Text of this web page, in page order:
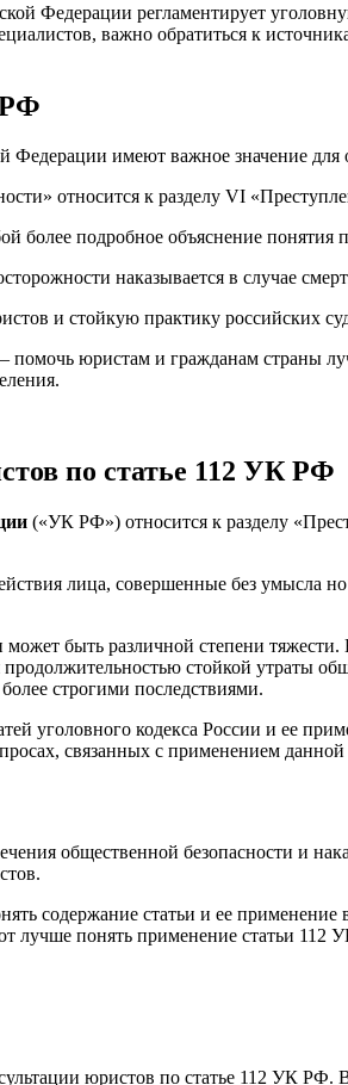
Федерации регламентирует
важно обратиться к
РФ
Федерации имеют важное значение
относится к разделу VI
более подробное объяснение
наказывается в случае
и стойкую практику российских
юристам и гражданам страны
по статье 112 УК РФ
(«УК РФ») относится к разделу
лица, совершенные без умысла
быть различной степени тяжести.
стойкой утраты
строгими последствиями.
уголовного кодекса России и ее
связанных с применением данной
общественной безопасности и
содержание статьи и ее
лучше понять применение статьи 112
юристов по статье 112 УК РФ.